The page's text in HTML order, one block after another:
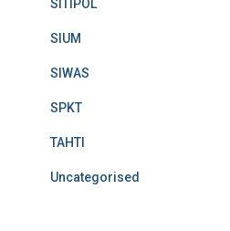
SITIPOL
SIUM
SIWAS
SPKT
TAHTI
Uncategorised